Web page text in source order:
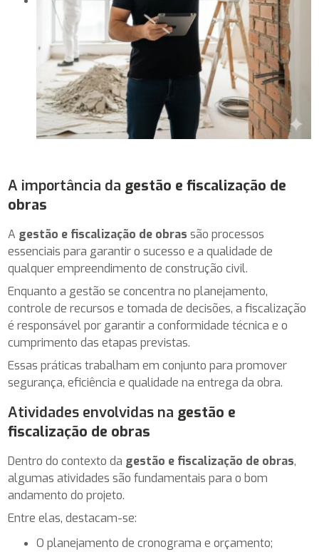
A importância da gestão e fiscalização de
obras
A gestão e fiscalização de obras são processos
essenciais para garantir o sucesso e a qualidade de
qualquer empreendimento de construção civil.
Enquanto a gestão se concentra no planejamento,
controle de recursos e tomada de decisões, a fiscalização
é responsável por garantir a conformidade técnica e o
cumprimento das etapas previstas.
Essas práticas trabalham em conjunto para promover
segurança, eficiência e qualidade na entrega da obra.
Atividades envolvidas na gestão e
fiscalização de obras
Dentro do contexto da gestão e fiscalização de obras,
algumas atividades são fundamentais para o bom
andamento do projeto.
Entre elas, destacam-se:
o planejamento de cronograma e orçamento;